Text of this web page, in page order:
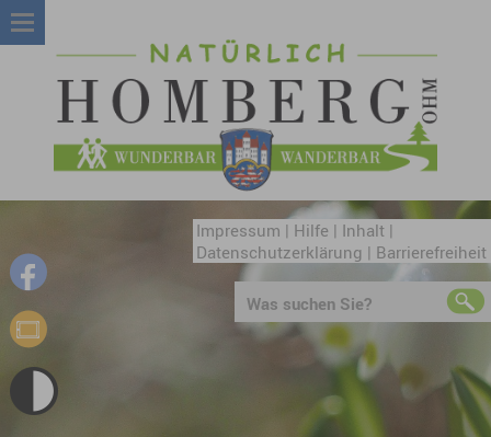
Impressum | Hilfe | Inhalt|
Datenschutzerklärung | Barrierefreiheit
Was suchen Sie?